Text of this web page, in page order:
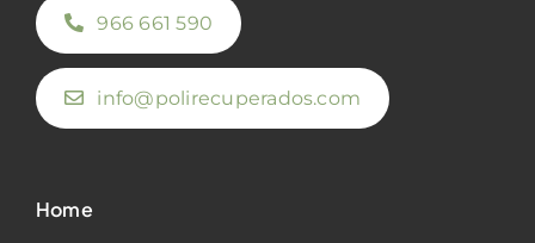
966 661 590
info@polirecuperados.com
Home